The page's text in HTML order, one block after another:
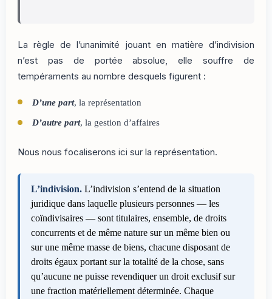
La règle de l’unanimité jouant en matière d’indivision
n’est pas de portée absolue, elle souffre de
tempéraments au nombre desquels figurent :
D’une part, la représentation
D’autre part, la gestion d’affaires
Nous nous focaliserons ici sur la représentation.
L’indivision. L’indivision s’entend de la situation
juridique dans laquelle plusieurs personnes — les
coïndivisaires — sont titulaires, ensemble, de droits
concurrents et de même nature sur un même bien ou
sur une même masse de biens, chacune disposant de
droits égaux portant sur la totalité de la chose, sans
qu’aucune ne puisse revendiquer un droit exclusif sur
une fraction matériellement déterminée. Chaque